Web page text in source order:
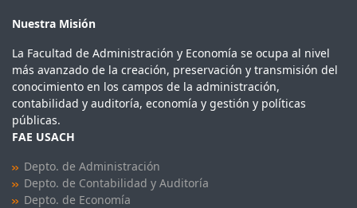
Nuestra Misión
La Facultad de Administración y Economía se ocupa al nivel
más avanzado de la creación, preservación y transmisión del
conocimiento en los campos de la administración,
contabilidad y auditoría, economía y gestión y políticas
públicas.
FAE USACH
Depto. de Administración
Depto. de Contabilidad y Auditoría
Depto. de Economía